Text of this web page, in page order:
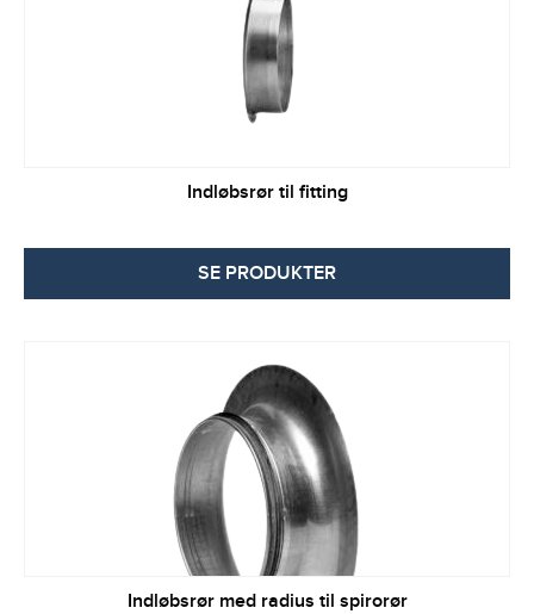
Indløbsrør til fitting
SE PRODUKTER
Indløbsrør med radius til spirorør